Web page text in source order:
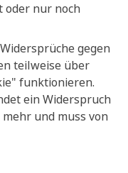
oder nur noch
gegen
teilweise über
funktionieren.
ein Widerspruch
und muss von